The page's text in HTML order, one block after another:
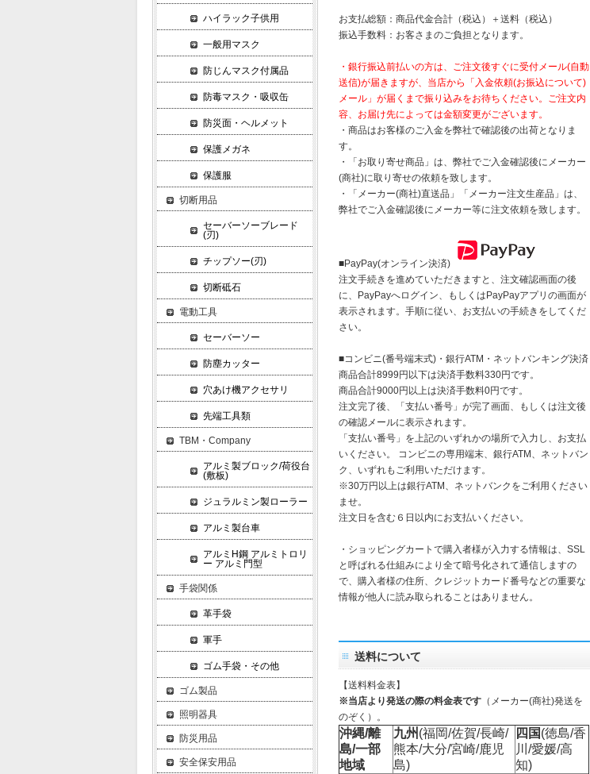
お支払総額：商品代金合計（税込）＋送料（税込）
振込手数料：お客さまのご負担となります。
・銀行振込前払いの方は、ご注文後すぐに受付メール(自動
送信)が届きますが、当店から「入金依頼(お振込について)
メール」が届くまで振り込みをお待ちください。ご注文内
容、お届け先によっては金額変更がございます。
・商品はお客様のご入金を弊社で確認後の出荷となりま
す。
・「お取り寄せ商品」は、弊社でご入金確認後にメーカー
(商社)に取り寄せの依頼を致します。
・「メーカー(商社)直送品」「メーカー注文生産品」は、
弊社でご入金確認後にメーカー等に注文依頼を致します。
■PayPay(オンライン決済)
注文手続きを進めていただきますと、注文確認画面の後
に、PayPayへログイン、もしくはPayPayアプリの画面が
表示されます。手順に従い、お支払いの手続きをしてくだ
さい。
■コンビニ(番号端末式)・銀行ATM・ネットバンキング決済
商品合計8999円以下は決済手数料330円です。
商品合計9000円以上は決済手数料0円です。
注文完了後、「支払い番号」が完了画面、もしくは注文後
の確認メールに表示されます。
「支払い番号」を上記のいずれかの場所で入力し、お支払
いください。 コンビニの専用端末、銀行ATM、ネットバン
ク、いずれもご利用いただけます。
※30万円以上は銀行ATM、ネットバンクをご利用ください
ませ。
注文日を含む６日以内にお支払いください。
・ショッピングカートで購入者様が入力する情報は、SSL
と呼ばれる仕組みにより全て暗号化されて通信しますの
で、購入者様の住所、クレジットカード番号などの重要な
情報が他人に読み取られることはありません。
送料について
【送料料金表】
※当店より発送の際の料金表です （メーカー(商社)発送を
のぞく）。
沖縄/離
島/一部
地域
九州 (福岡/佐賀/長崎/
熊本/大分/宮崎/鹿児
島)
四国(徳島/香
川/愛媛/高
知)
ハイラック子供用
一般用マスク
防じんマスク付属品
防毒マスク・吸収缶
防災面・ヘルメット
保護メガネ
保護服
切断用品
セーバーソーブレード
(刃)
チップソー(刃)
切断砥石
電動工具
セーバーソー
防塵カッター
穴あけ機アクセサリ
先端工具類
TBM・Company
アルミ製ブロック/荷役台
(敷板)
ジュラルミン製ローラー
アルミ製台車
アルミH鋼 アルミトロリ
ー アルミ門型
手袋関係
革手袋
軍手
ゴム手袋・その他
ゴム製品
照明器具
防災用品
安全保安用品